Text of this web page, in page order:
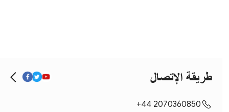
طريقة الإتصال
+44 2070360850